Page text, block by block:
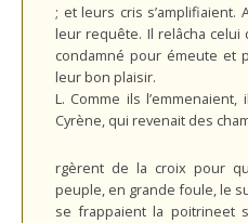
; et leurs cris s’amplifiaient.
leur requête. Il relâcha celui
condamné pour émeute et
leur bon plaisir.
L. Comme ils
Cyrène, qui revenait des
rgèrent de la croix pour
peuple, en grande foule, le
se frappaient la poitrineet